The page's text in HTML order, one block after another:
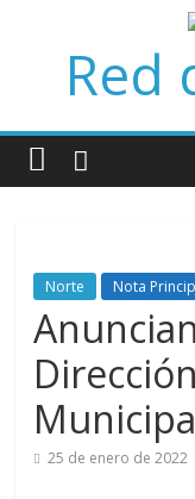
contenidoRed
Norte Nota
25 de enero de 2022